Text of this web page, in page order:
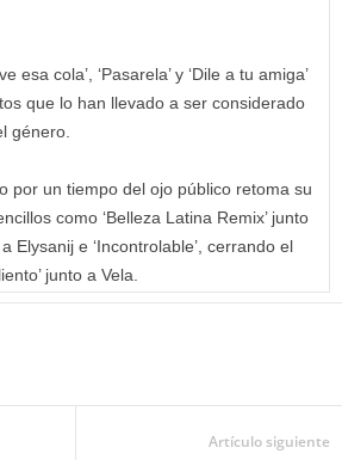
esa cola’, ‘Pasarela’ y ‘Dile a tu amiga’
que lo han llevado a ser considerado
género.
por un tiempo del ojo público retoma su
como ‘Belleza Latina Remix’ junto
Elysanij e ‘Incontrolable’, cerrando el
junto a Vela.
Artículo siguiente